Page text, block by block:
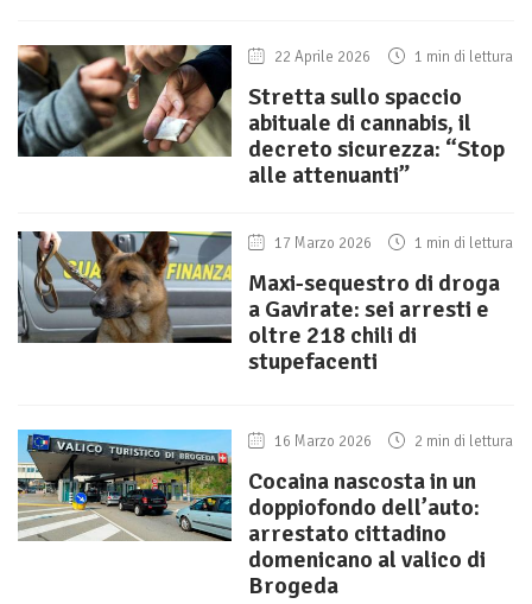
22 Aprile 2026 1 min di lettura
Stretta sullo spaccio
abituale di cannabis, il
decreto sicurezza: “Stop
alle attenuanti”
17 Marzo 2026 1 min di lettura
Maxi-sequestro di droga
a Gavirate: sei arresti e
oltre 218 chili di
stupefacenti
16 Marzo 2026 2 min di lettura
Cocaina nascosta in un
doppiofondo dell’auto:
arrestato cittadino
domenicano al valico di
Brogeda